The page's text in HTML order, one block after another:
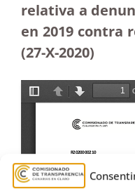
relativa a
en 2019 contra
(27-X-2020)